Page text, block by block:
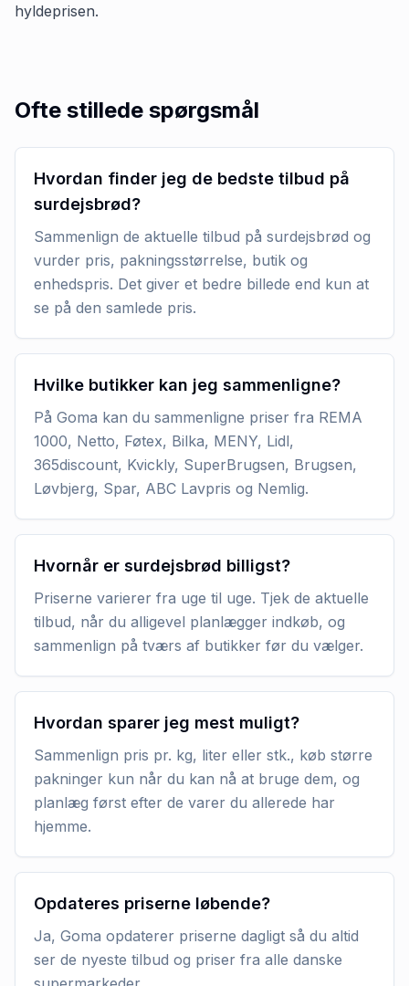
hyldeprisen.
Ofte stillede spørgsmål
Hvordan finder jeg de bedste tilbud på
surdejsbrød?
Sammenlign de aktuelle tilbud på surdejsbrød og
vurder pris, pakningsstørrelse, butik og
enhedspris. Det giver et bedre billede end kun at
se på den samlede pris.
Hvilke butikker kan jeg sammenligne?
På Goma kan du sammenligne priser fra REMA
1000, Netto, Føtex, Bilka, MENY, Lidl,
365discount, Kvickly, SuperBrugsen, Brugsen,
Løvbjerg, Spar, ABC Lavpris og Nemlig.
Hvornår er surdejsbrød billigst?
Priserne varierer fra uge til uge. Tjek de aktuelle
tilbud, når du alligevel planlægger indkøb, og
sammenlign på tværs af butikker før du vælger.
Hvordan sparer jeg mest muligt?
Sammenlign pris pr. kg, liter eller stk., køb større
pakninger kun når du kan nå at bruge dem, og
planlæg først efter de varer du allerede har
hjemme.
Opdateres priserne løbende?
Ja, Goma opdaterer priserne dagligt så du altid
ser de nyeste tilbud og priser fra alle danske